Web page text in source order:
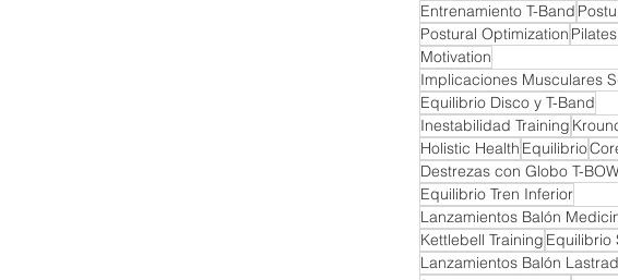
Entrenamiento T-Band
Postural Optimization
Motivation
Implicaciones Musculares
Equilibrio Disco y T-Band
Inestabilidad Training
Holistic Health Equilibrio
Destrezas con Globo T-BOW
Equilibrio Tren Inferior
Lanzamientos Balón
Kettlebell Training Equilibrio
Lanzamientos Balón